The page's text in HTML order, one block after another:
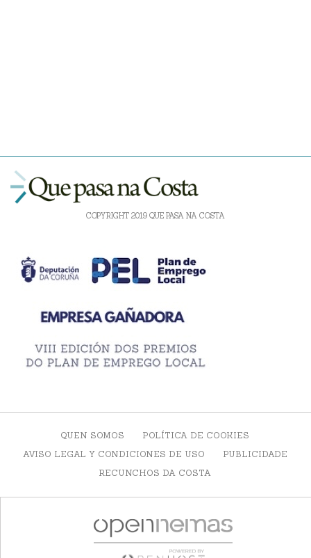
COPYRIGHT 2019 QUE PASA NA COSTA
QUEN SOMOS
POLÍTICA DE COOKIES
AVISO LEGAL Y CONDICIONES DE USO
PUBLICIDADE
RECUNCHOS DA COSTA